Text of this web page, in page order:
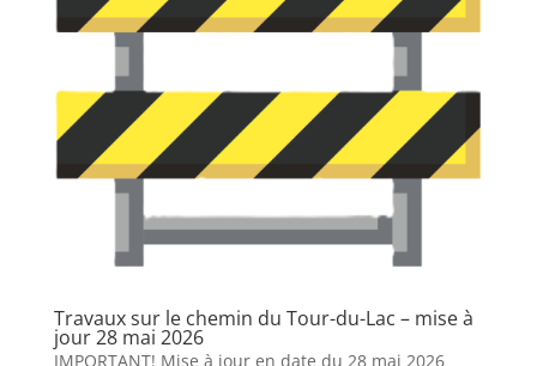
Travaux sur le chemin du Tour-du-Lac – mise à
jour 28 mai 2026
IMPORTANT! Mise à jour en date du 28 mai 2026